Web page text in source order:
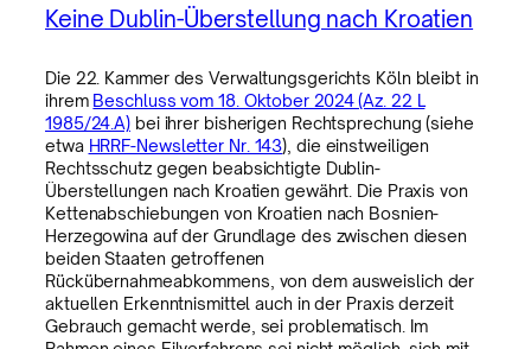
Keine Dublin-Überstellung nach Kroatien
Die 22. Kammer des Verwaltungsgerichts Köln bleibt in
ihrem Beschluss vom 18. Oktober 2024 (Az. 22 L
1985/24.A) bei ihrer bisherigen Rechtsprechung (siehe
etwa HRRF-Newsletter Nr. 143), die einstweiligen
Rechtsschutz gegen beabsichtigte Dublin-
Überstellungen nach Kroatien gewährt. Die Praxis von
Kettenabschiebungen von Kroatien nach Bosnien-
Herzegowina auf der Grundlage des zwischen diesen
beiden Staaten getroffenen
Rückübernahmeabkommens, von dem ausweislich der
aktuellen Erkenntnismittel auch in der Praxis derzeit
Gebrauch gemacht werde, sei problematisch. Im